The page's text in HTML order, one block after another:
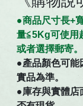
●商品尺寸長+
量≦5Kg可使用
或者選擇郵寄。
●產品顏色可能
實品為準。
●庫存與實體店